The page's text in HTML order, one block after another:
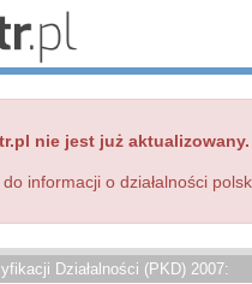
nie jest już aktualizowany.
informacji o działalności
Działalności (PKD) 2007: